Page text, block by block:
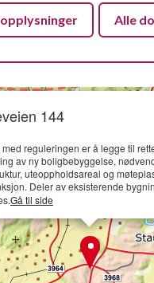
Alle
144
med reguleringen er å legge til
av ny boligbebyggelse,
uteoppholdsareal og
Deler av eksisterende
Gå til side